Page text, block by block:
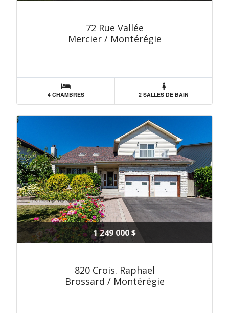
72 Rue Vallée
Mercier / Montérégie
4 CHAMBRES 2 SALLES DE BAIN
1 249 000 $
820 Crois. Raphael
Brossard / Montérégie